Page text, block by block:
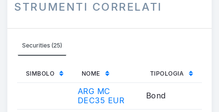
STRUMENTI CORRELATI
Securities (25)
SIMBOLO NOME TIPOLOGIA
ARG MC
DEC35 EUR
Bond